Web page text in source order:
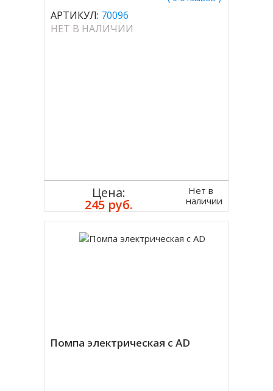
АРТИКУЛ: 70096
НЕТ В НАЛИЧИИ
Цена:
245 руб.
Нет в
наличии
Помпа электрическая с AD